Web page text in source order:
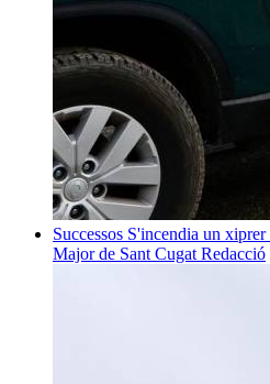
Successos S'incendia un xiprer
Major de Sant Cugat Redacció